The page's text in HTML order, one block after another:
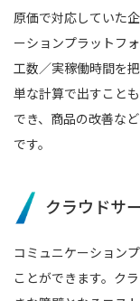
原価で対応していた
ーションプラットフ
工数／実稼働時間を
単な計算で出すこと
でき、商品の改善な
です。
クラウドサ
コミュニケーション
ことができます。ク